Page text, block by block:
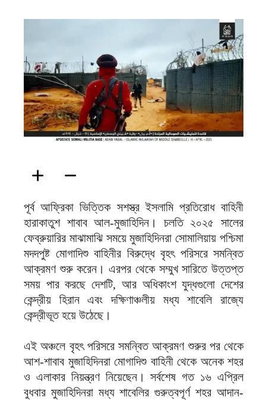
পূর্ব আফ্রিকা ভিত্তিক সশস্ত্র ইসলামি প্রতিরোধ বাহিনী
হারাকাতুশ শাবাব আল-মুজাহিদিন। চলতি ২০২৫ সালের
ফেব্রুয়ারির মাঝামাঝি সময়ে মুজাহিদিনরা সোমালিয়ায় পশ্চিমা
মদদপুষ্ট মোগাদিশু বাহিনীর বিরুদ্ধে বৃহৎ পরিসরে সমন্বিত
আক্রমণ শুরু করেন। এরপর থেকে সম্মুখ সারিতে উত্তপ্ত
সময় পার করছে দেশটি, আর অধিকাংশ যুদ্ধগুলো দেশের
কেন্দ্রীয় হিরান এবং দক্ষিণাঞ্চলীয় মধ্য শাবেলি রাজ্যে
কেন্দ্রীভূত হয়ে উঠেছে।
এই অঞ্চলে বৃহৎ পরিসরে সমন্বিত আক্রমণ শুরুর পর থেকে
আশ-শাবাব মুজাহিদিনরা মোগাদিশু বাহিনী থেকে অনেক শহর
ও এলাকার নিয়ন্ত্রণ নিয়েছেন। সর্বশেষ গত ১৬ এপ্রিল
বুধবার মুজাহিদিনরা মধ্য শাবেলির গুরুত্বপূর্ণ শহর আদান-